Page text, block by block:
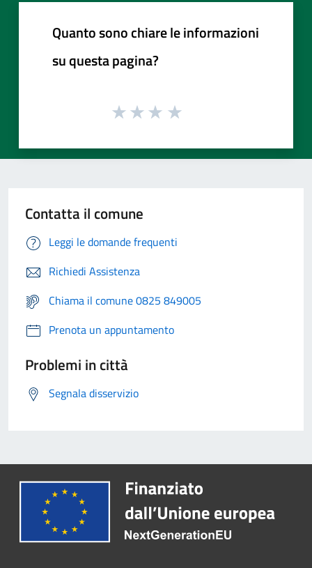
Quanto sono chiare le informazioni
su questa pagina?
Contatta il comune
Leggi le domande frequenti
Richiedi Assistenza
Chiama il comune 0825 849005
Prenota un appuntamento
Problemi in città
Segnala disservizio